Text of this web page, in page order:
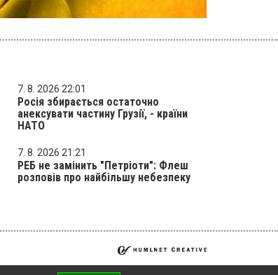
7. 8. 2026 22:01
Росія збирається остаточно
анексувати частину Грузії, - країни
НАТО
7. 8. 2026 21:21
РЕБ не замінить "Петріоти": Флеш
розповів про найбільшу небезпеку